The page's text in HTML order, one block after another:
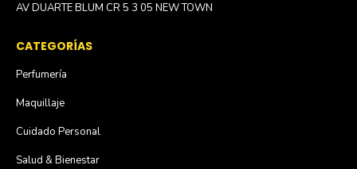
AV DUARTE BLUM CR 5 3 05 NEW TOWN
CATEGORÍAS
Perfumería
Maquillaje
Cuidado Personal
Salud & Bienestar